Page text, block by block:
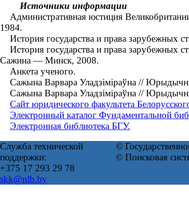
Источники информации
Административная юстиция
1984.
История государства и права
История государства и права зарубежных
Сажина — Минск, 2008.
Анкета ученого.
Сажына Варвара Уладзіміраўна //
Сажына Варвара Уладзіміраўна //
Сайт юридического факультета
Электронный каталог Фундаментальной
Электронная библиотека БГУ.
Служба технической
поддержки:
+375 17 293 29 78
skk@nlb.by
©
© Поисковая